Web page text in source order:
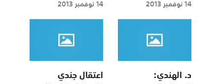
جديدة في أي
معركة قادمة
14 نوفمبر 2013
ألف دولار‏
14 نوفمبر 2013
د. الهندي:
اعتقال جندي